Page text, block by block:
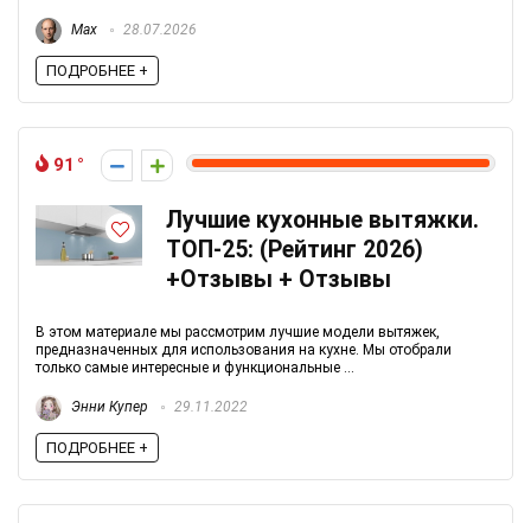
Max 28.07.2026
ПОДРОБНЕЕ +
91
Лучшие кухонные вытяжки.
ТОП-25: (Рейтинг 2026)
+Отзывы + Отзывы
В этом материале мы рассмотрим лучшие модели вытяжек,
предназначенных для использования на кухне. Мы отобрали
только самые интересные и функциональные ...
Энни Купер 29.11.2022
ПОДРОБНЕЕ +